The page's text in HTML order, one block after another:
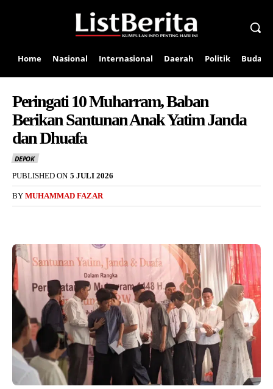
Home Nasional Internasional Daerah Politik Budaya
Peringati 10 Muharram, Baban
Berikan Santunan Anak Yatim Janda
dan Dhuafa
DEPOK
PUBLISHED ON 5 JULI 2026
BY MUHAMMAD FAZAR